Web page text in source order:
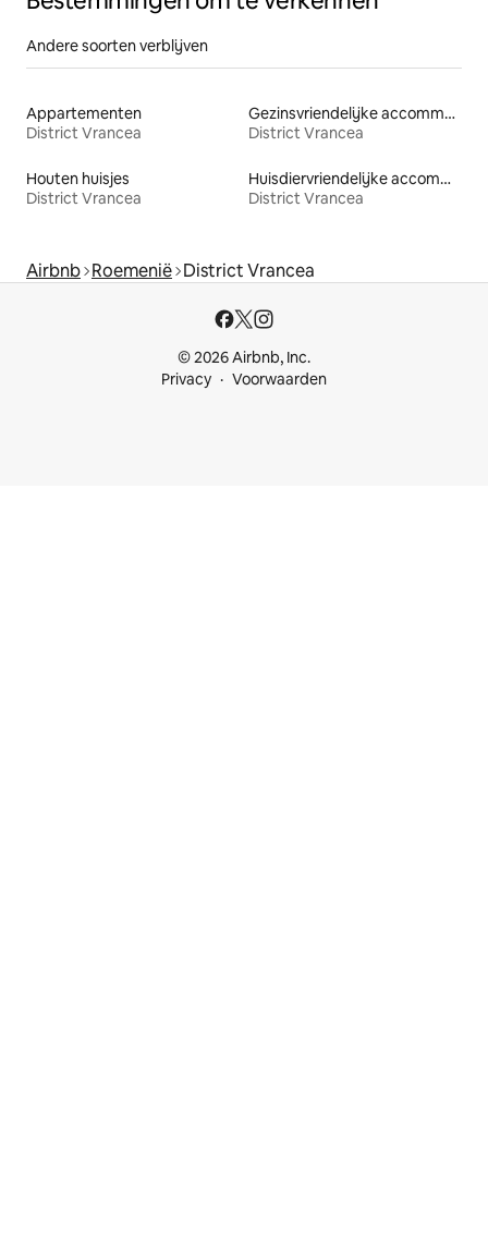
Andere soorten verblijven
Appartementen
District Vrancea
Gezinsvriendelijke accommodaties
District Vrancea
Houten huisjes
District Vrancea
Huisdiervriendelijke accommodaties
District Vrancea
Airbnb Roemenië District Vrancea
© 2026 Airbnb, Inc.
Privacy
Voorwaarden